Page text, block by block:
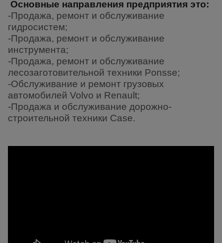
Основные направления предприятия это:
-Продажа, ремонт и обслуживание
гидросистем;
-Продажа, ремонт и обслуживание
инструмента;
-Продажа, ремонт и обслуживание
лесозаготовительной техники Ponsse;
-Обслуживание и ремонт грузовых
автомобилей Volvo и Renault;
-Продажа и обслуживание дорожно-
строительной техники Case.